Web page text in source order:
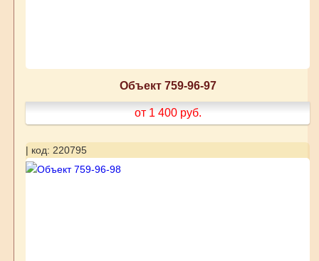
Объект 759-96-97
от 1 400 руб.
| код: 220795